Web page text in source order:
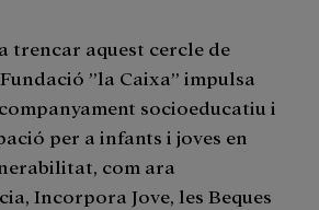
trencar aquest cercle de
”la Caixa” impulsa
socioeducatiu i
per a infants i joves en
com ara
Incorpora Jove, les Beques